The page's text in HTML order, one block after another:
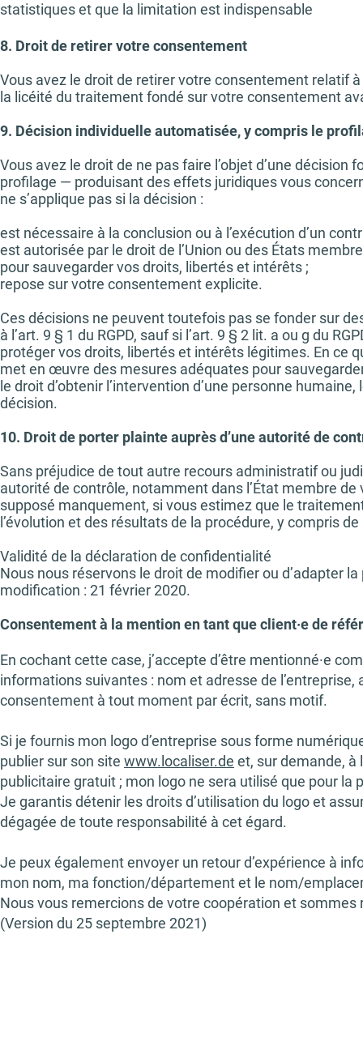
statistiques et que la limitation est indispensable
8. Droit de retirer votre consentement
Vous avez le droit de retirer votre consentement relatif
la licéité du traitement fondé sur votre consentement
9. Décision individuelle automatisée, y compris le
Vous avez le droit de ne pas faire l’objet d’une
profilage — produisant des effets juridiques vous
ne s’applique pas si la décision :
est nécessaire à la conclusion ou à l’exécution d’un
est autorisée par le droit de l’Union ou des États
pour sauvegarder vos droits, libertés et intérêts ;
repose sur votre consentement explicite.
Ces décisions ne peuvent toutefois pas se fonder sur
à l’art. 9 § 1 du RGPD, sauf si l’art. 9 § 2 lit. a ou g du
protéger vos droits, libertés et intérêts légitimes. En ce
met en œuvre des mesures adéquates pour
le droit d’obtenir l’intervention d’une personne
décision.
10. Droit de porter plainte auprès d’une autorité de
Sans préjudice de tout autre recours administratif ou
autorité de contrôle, notamment dans l’État membre
supposé manquement, si vous estimez que le
l’évolution et des résultats de la procédure, y compris
Validité de la déclaration de confidentialité
Nous nous réservons le droit de modifier ou d’adapter
modification : 21 février 2020.
Consentement à la mention en tant que client·e de
En cochant cette case, j’accepte d’être mentionné·e
informations suivantes : nom et adresse de
consentement à tout moment par écrit, sans motif.
Si je fournis mon logo d’entreprise sous forme
publier sur son site www.localiser.de et, sur demande,
publicitaire gratuit ; mon logo ne sera utilisé que pour la
Je garantis détenir les droits d’utilisation du logo et
dégagée de toute responsabilité à cet égard.
Je peux également envoyer un retour d’expérience à
mon nom, ma fonction/département et le nom/
Nous vous remercions de votre coopération et
(Version du 25 septembre 2021)